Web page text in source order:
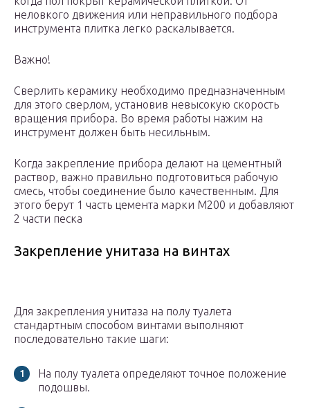
неловкого движения или неправильного подбора
инструмента плитка легко раскалывается.
Важно!
Сверлить керамику необходимо предназначенным
для этого сверлом, установив невысокую скорость
вращения прибора. Во время работы нажим на
инструмент должен быть несильным.
Когда закрепление прибора делают на цементный
раствор, важно правильно подготовиться рабочую
смесь, чтобы соединение было качественным. Для
этого берут 1 часть цемента марки М200 и добавляют
2 части песка
Закрепление унитаза на винтах
Для закрепления унитаза на полу туалета
стандартным способом винтами выполняют
последовательно такие шаги:
На полу туалета определяют точное положение
подошвы.